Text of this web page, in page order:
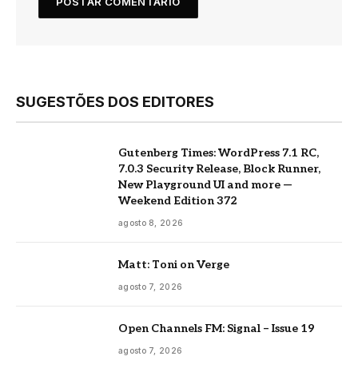
SUGESTÕES DOS EDITORES
Gutenberg Times: WordPress 7.1 RC,
7.0.3 Security Release, Block Runner,
New Playground UI and more —
Weekend Edition 372
agosto 8, 2026
Matt: Toni on Verge
agosto 7, 2026
Open Channels FM: Signal – Issue 19
agosto 7, 2026